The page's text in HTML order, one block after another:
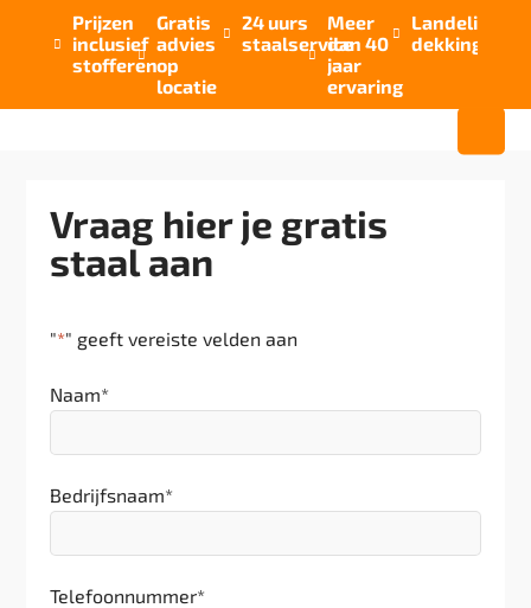

Prijzen
inclusief
stofferen

Gratis
advies
op
locatie

24 uurs
staalservice

Meer
dan 40
jaar
ervaring

Landelijke
dekking
Vraag hier je gratis
staal aan
"*" geeft vereiste velden aan
Naam*
Bedrijfsnaam*
Telefoonnummer*